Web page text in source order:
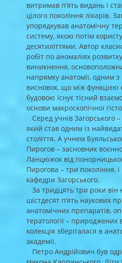
витримав пʼять видань і
цілого покоління лікарів.
упорядкував анатомічну
систему, якою потім
десятиліттями. Автор
робіт по аномаліях
виникнення,
напрямку анатомії, одним
висновок, що між функцією
будовою існує тісний
основи макроскопічної
Серед учнів Загорського
який став одним із
століття. А учнем
Пирогов – засновник
Ланцюжок від
Пирогова – три покоління,
кафедри Загорського.
За тридцять три роки він
шістдесят пʼять наукових
анатомічних препаратів,
тератології – природжених
колекція зберігалася в
академії.
Петро Андрійович був